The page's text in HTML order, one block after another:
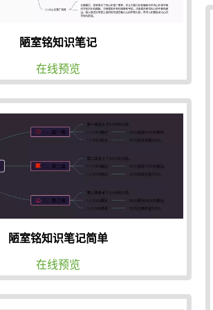
陋室铭知识笔记
在线预览
陋室铭知识笔记简单
在线预览